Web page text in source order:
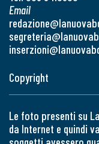
Email
Copyright
Le foto presenti su
da Internet e quindi